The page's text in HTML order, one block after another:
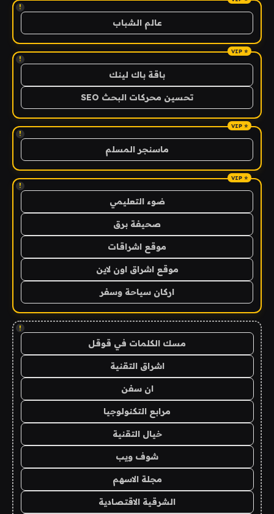
!
عالم الشباب
!
باقة باك لينك
تحسين محركات البحث SEO
!
ماسنجر المسلم
!
ضوء التعليمي
صحيفة برق
موقع اشراقات
موقع اشراق اون لاين
اركان سياحة وسفر
!
مسك الكلمات في قوقل
اشراق التقنية
ان سفن
مرابع التكنولوجيا
خيال التقنية
شوف ويب
مجلة الاسهم
الشرقية الاقتصادية